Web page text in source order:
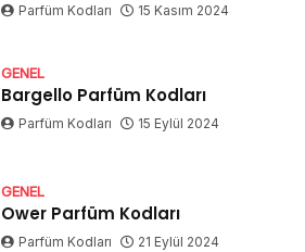
Parfüm Kodları 15 Kasım 2024
GENEL
Bargello Parfüm Kodları
Parfüm Kodları 15 Eylül 2024
GENEL
Ower Parfüm Kodları
Parfüm Kodları 21 Eylül 2024